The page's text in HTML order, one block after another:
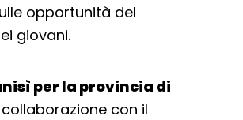
opportunità del
giovani.
per la provincia di
collaborazione con il